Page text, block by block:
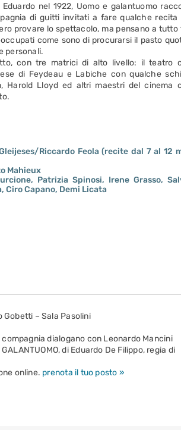
nel 1922, Uomo e galantuomo
di guitti invitati a fare qualche recita
provare lo spettacolo, ma pensano a tutto
come sono di procurarsi il pasto
personali.
con tre matrici di alto livello: il teatro
di Feydeau e Labiche con qualche
Harold Lloyd ed altri maestri del cinema
Riccardo Feola (recite dal 7 al 12
Mahieux
Patrizia Spinosi, Irene Grasso,
Ciro Capano, Demi Licata
Gobetti – Sala Pasolini
dialogano con Leonardo Mancini
di Eduardo De Filippo, regia di
online. prenota il tuo posto »